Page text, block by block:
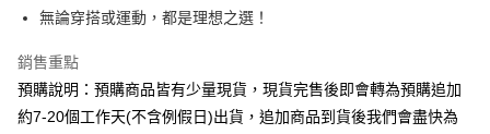
Google Pay
全支付
無論穿搭或運動，都是理想之選！
銷售重點
預購說明：預購商品皆有少量現貨，現貨完售後即會轉為預購追加
約7-20個工作天(不含例假日)出貨，追加商品到貨後我們會盡快為